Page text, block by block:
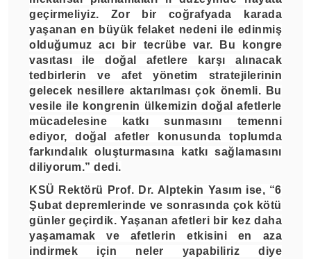
geçirmeliyiz. Zor bir coğrafyada karada
yaşanan en büyük felaket nedeni ile edinmiş
olduğumuz acı bir tecrübe var. Bu kongre
vasıtası ile doğal afetlere karşı alınacak
tedbirlerin ve afet yönetim stratejilerinin
gelecek nesillere aktarılması çok önemli. Bu
vesile ile kongrenin ülkemizin doğal afetlerle
mücadelesine katkı sunmasını temenni
ediyor, doğal afetler konusunda toplumda
farkındalık oluşturmasına katkı sağlamasını
diliyorum.” dedi.
KSÜ Rektörü Prof. Dr. Alptekin Yasım ise, “6
Şubat depremlerinde ve sonrasında çok kötü
günler geçirdik. Yaşanan afetleri bir kez daha
yaşamamak ve afetlerin etkisini en aza
indirmek için neler yapabiliriz diye